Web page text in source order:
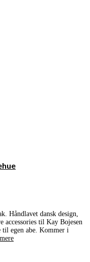
Håndlavet dansk design,
til Kay Bojesen
til egen abe. Kommer i